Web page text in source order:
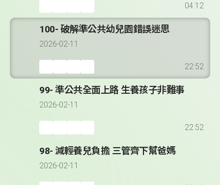
04:12
100- 破解準公共幼兒園錯誤迷思
2026-02-11
22:52
99- 準公共全面上路 生養孩子非難事
2026-02-11
22:52
98- 減輕養兒負擔 三管齊下幫爸媽
2026-02-11